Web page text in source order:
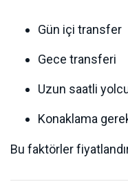
Gün içi transfer
Gece transferi
Uzun saatli
Konaklama
Bu faktörler